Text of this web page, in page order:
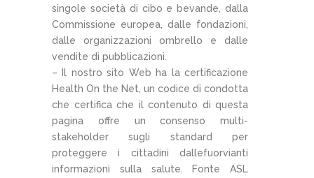
singole società di cibo e bevande, dalla
Commissione europea, dalle fondazioni,
dalle organizzazioni ombrello e dalle
vendite di pubblicazioni.
– Il nostro sito Web ha la certificazione
Health On the Net, un codice di condotta
che certifica che il contenuto di questa
pagina offre un consenso multi-
stakeholder sugli standard per
proteggere i cittadini dallefuorvianti
informazioni sulla salute. Fonte ASL